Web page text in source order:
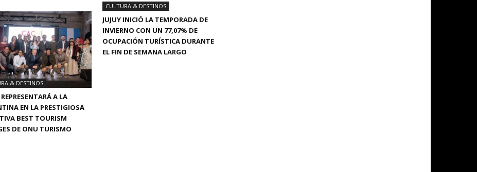
& DESTINOS
A LA
EN LA PRESTIGIOSA
BEST TOURISM
DE ONU TURISMO
CULTURA & DESTINOS
JUJUY INICIÓ LA TEMPORADA DE
INVIERNO CON UN 77,07% DE
OCUPACIÓN TURÍSTICA DURANTE
EL FIN DE SEMANA LARGO